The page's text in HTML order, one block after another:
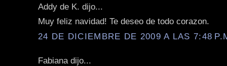
Addy de K. dijo...
Muy feliz navidad! Te deseo de todo corazon.
24 DE DICIEMBRE DE 2009 A LAS 7:48
Fabiana dijo...